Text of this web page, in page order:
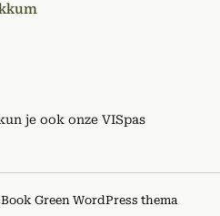
je ook onze VISpas
Green WordPress thema